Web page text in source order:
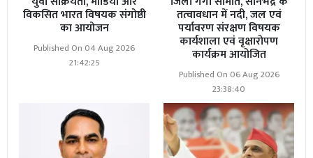
विकसित भारत विषयक संगोष्ठी
का आयोजन
Published On 04 Aug 2026
21:42:25
तत्वावधान में नदी, जल एवं
पर्यावरण संरक्षण विषयक
कार्यशाला एवं वृक्षारोपण
कार्यक्रम आयोजित
Published On 06 Aug 2026
23:38:40